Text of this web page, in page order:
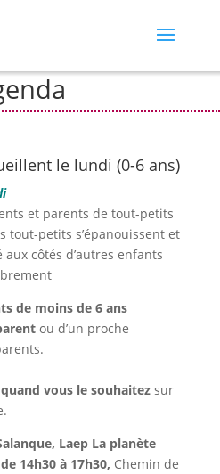
le lundi (0-6 ans)
et parents de tout-petits
tout-petits s’épanouissent et
côtés d’autres enfants
de moins de 6 ans
ou d’un proche
quand vous le souhaitezsur
Laep La planète
14h30 à 17h30, Chemin de